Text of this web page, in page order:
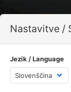
Nastavitve /
Jezik / Language